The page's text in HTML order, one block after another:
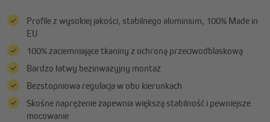
Profile z wysokiej jakości, stabilnego aluminium, 100% Made in
EU
100% zaciemniające tkaniny z ochroną przeciwodblaskową
Bardzo łatwy bezinwazyjny montaż
Bezstopniowa regulacja w obu kierunkach
Skośne naprężenie zapewnia większą stabilność i pewniejsze
mocowanie